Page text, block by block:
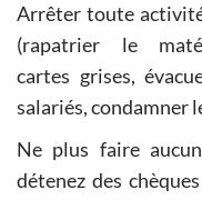
Arrêter toute
(rapatrier le
cartes grises,
salariés, condamner
Ne plus faire
détenez des